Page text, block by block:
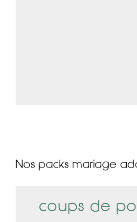
Nos packs mariage
coups de